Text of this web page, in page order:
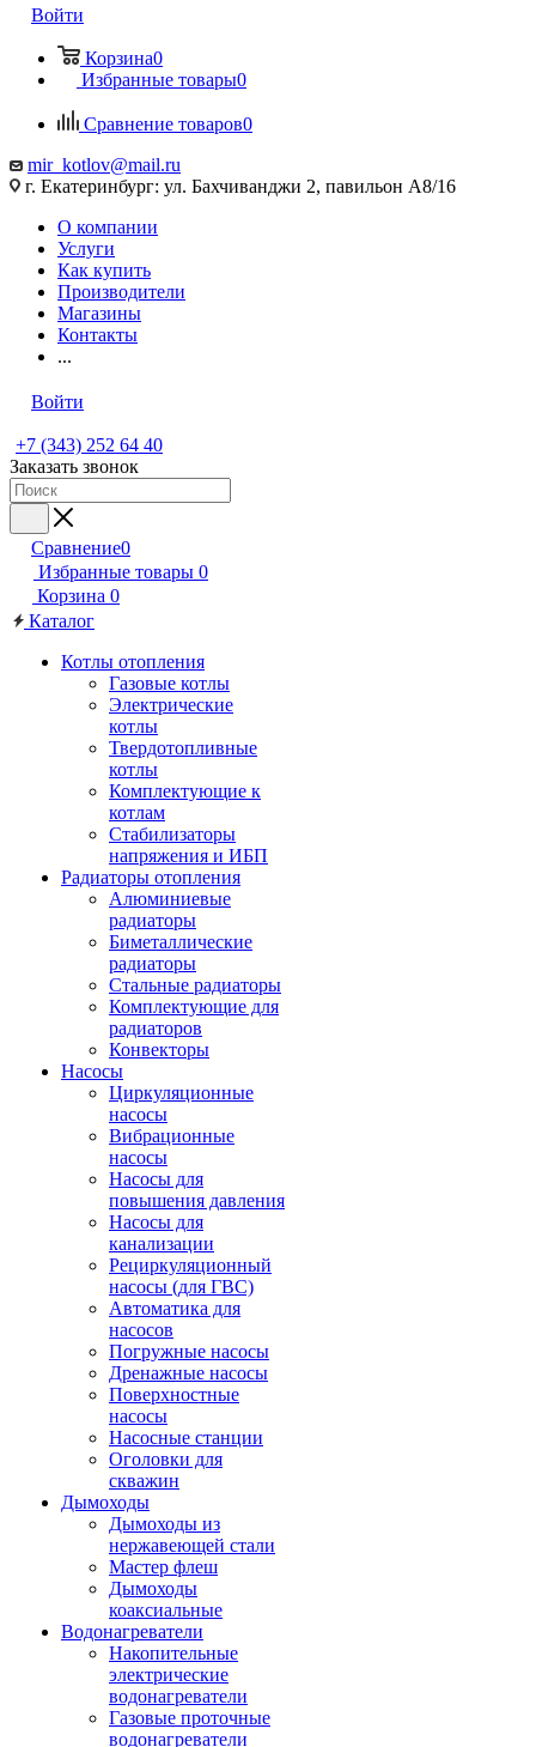
Войти
Корзина0
Избранные товары0
Сравнение товаров0
mir_kotlov@mail.ru
г. Екатеринбург: ул. Бахчиванджи 2, павильон А8/16
О компании
Услуги
Как купить
Производители
Магазины
Контакты
...
Войти
+7 (343) 252 64 40
Заказать звонок
Сравнение0
Избранные товары 0
Корзина 0
Каталог
Котлы отопления
Газовые котлы
Электрические
котлы
Твердотопливные
котлы
Комплектующие к
котлам
Стабилизаторы
напряжения и ИБП
Радиаторы отопления
Алюминиевые
радиаторы
Биметаллические
радиаторы
Стальные радиаторы
Комплектующие для
радиаторов
Конвекторы
Насосы
Циркуляционные
насосы
Вибрационные
насосы
Насосы для
повышения давления
Насосы для
канализации
Рециркуляционный
насосы (для ГВС)
Автоматика для
насосов
Погружные насосы
Дренажные насосы
Поверхностные
насосы
Насосные станции
Оголовки для
скважин
Дымоходы
Дымоходы из
нержавеющей стали
Мастер флеш
Дымоходы
коаксиальные
Водонагреватели
Накопительные
электрические
водонагреватели
Газовые проточные
водонагреватели